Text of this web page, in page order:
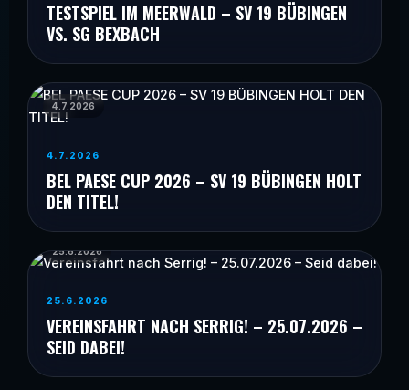
TESTSPIEL IM MEERWALD – SV 19 BÜBINGEN
VS. SG BEXBACH
4.7.2026
4.7.2026
BEL PAESE CUP 2026 – SV 19 BÜBINGEN HOLT
DEN TITEL!
25.6.2026
25.6.2026
VEREINSFAHRT NACH SERRIG! – 25.07.2026 –
SEID DABEI!